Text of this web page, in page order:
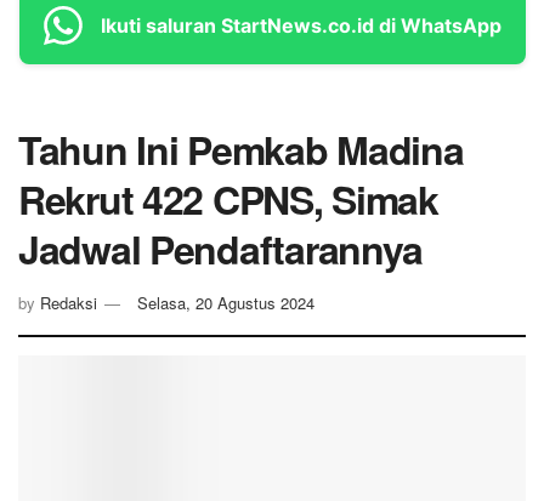
Ikuti saluran StartNews.co.id di WhatsApp
Tahun Ini Pemkab Madina
Rekrut 422 CPNS, Simak
Jadwal Pendaftarannya
by Redaksi Selasa, 20 Agustus 2024